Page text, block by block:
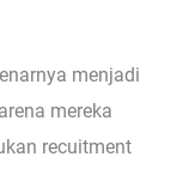
menjadi
mereka
recuitment